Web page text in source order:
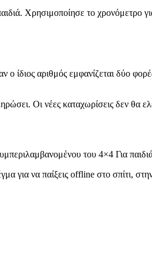
Χρησιμοποίησε το χρονόμετρο
ο ίδιος αριθμός εμφανίζεται δύο
Οι νέες καταχωρίσεις δεν θα
του 4×4 Για
για να παίξεις offline στο σπίτι,